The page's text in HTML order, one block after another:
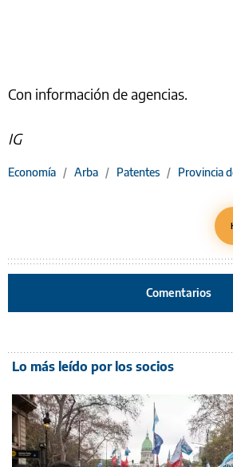
Con información de agencias.
IG
Economía / Arba / Patentes / Provincia
Comentarios
Lo más leído por los socios